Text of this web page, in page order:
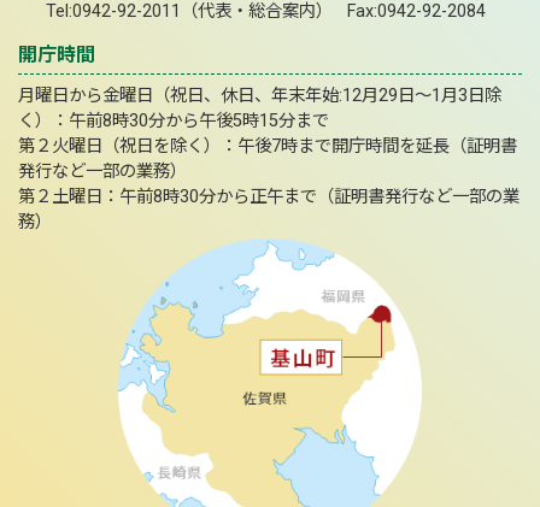
Tel:0942-92-2011（代表・総合案内） Fax:0942-92-2084
開庁時間
月曜日から金曜日（祝日、休日、年末年始:12月29日～1月3日除
く）：午前8時30分から午後5時15分まで
第２火曜日（祝日を除く）：午後7時まで開庁時間を延長（証明書
発行など一部の業務）
第２土曜日：午前8時30分から正午まで（証明書発行など一部の業
務）